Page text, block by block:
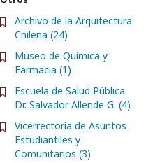
Archivo de la Arquitectura
Chilena (24)
Museo de Química y
Farmacia (1)
Escuela de Salud Pública
Dr. Salvador Allende G. (4)
Vicerrectoría de Asuntos
Estudiantiles y
Comunitarios (3)